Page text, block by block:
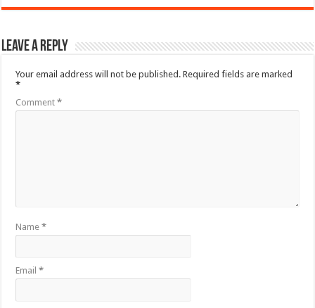
Leave a Reply
Your email address will not be published. Required fields are marked
*
Comment*
Name*
Email*